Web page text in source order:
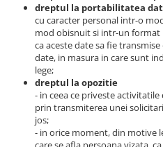
dreptul la portabilitatea
cu caracter personal intr-o
mod obisnuit si intr-un
ca aceste date sa fie
date, in masura in care sunt
lege;
dreptul la opozitie
- in ceea ce priveste
prin transmiterea unei
jos;
- in orice moment, din motive